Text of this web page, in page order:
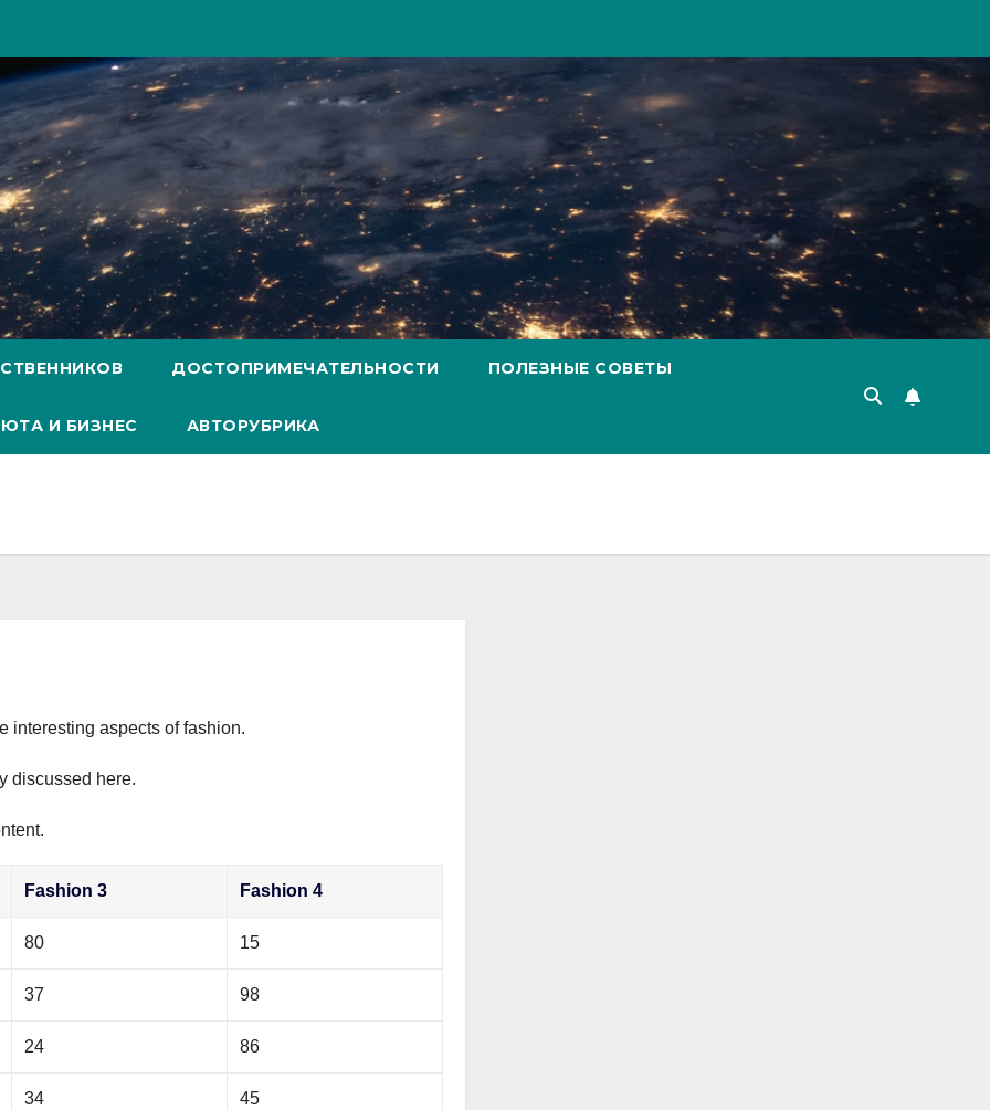
ДОСТОПРИМЕЧАТЕЛЬНОСТИ ПОЛЕЗНЫЕ СОВЕТЫ
И БИЗНЕС АВТОРУБРИКА
interesting aspects of fashion.
discussed here.
Fashion 3 Fashion 4
80 15
37 98
24 86
34 45